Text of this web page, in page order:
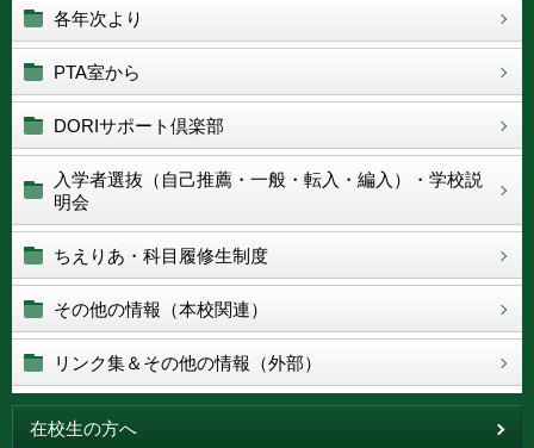
各年次より
PTA室から
DORIサポート倶楽部
入学者選抜（自己推薦・一般・転入・編入）・学校説
明会
ちえりあ・科目履修生制度
その他の情報（本校関連）
リンク集＆その他の情報（外部）
在校生の方へ